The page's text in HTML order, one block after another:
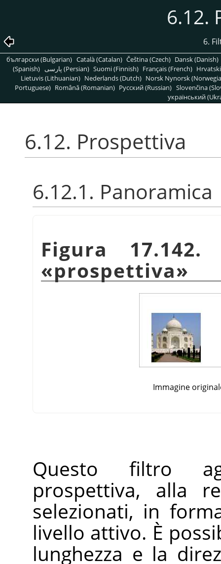
6.12.
6.
български (Bulgarian) Català (Catalan) Čeština (Czech) Dansk (Danish)
(Spanish)
پارسی (Persian) Suomi (Finnish) Français (French)
Lietuvis (Lithuanian) Nederlands (Dutch) Norsk Nynorsk
Portuguese) Română (Romanian) Pусский (Russian) Slovenčina
український
6.12. Prospettiva
6.12.1. Panoramica
Figura
«prospettiva»
Immagine
Questo filtro
prospettiva, alla
selezionati, in
livello attivo. È
lunghezza e la